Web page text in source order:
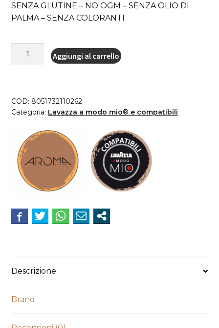
SENZA GLUTINE – NO OGM – SENZA OLIO DI
PALMA – SENZA COLORANTI
di
Cappuccino
Lavazza*
Modo
Mio*
quantità
Aggiungi al carrello
COD: 8051732110262
Categoria: Lavazza a modo mio® e compatibili
Descrizione
Brand